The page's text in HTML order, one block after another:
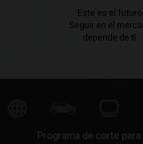
Este es el futuro.
Seguir en el
depende de tí.
Programa de corte para